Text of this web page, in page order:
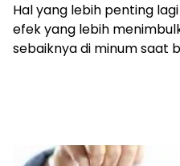
Hal yang lebih penting
efek yang lebih
sebaiknya di minum saat